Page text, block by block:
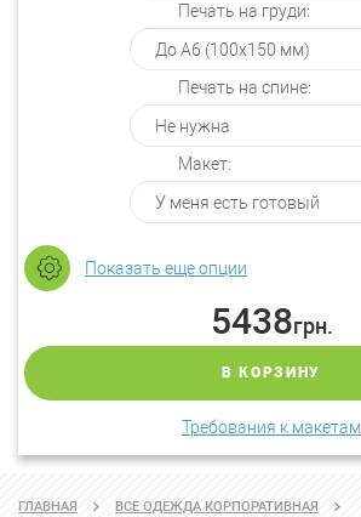
Печать на груди:
Печать на спине:
Макет:
Показать еще опции
5438грн.
В КОРЗИНУ
Требования к макетам
ГЛАВНАЯ
ВСЕ ОДЕЖДА КОРПОРАТИВНАЯ